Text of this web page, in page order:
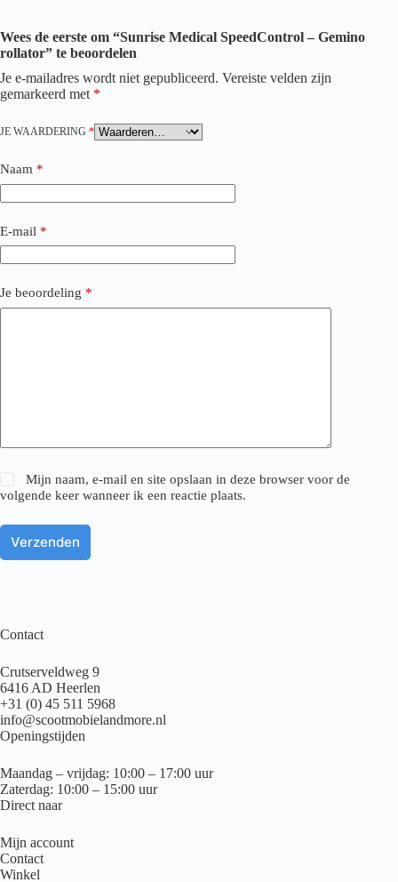
Wees de eerste om “Sunrise Medical SpeedControl – Gemino
rollator” te beoordelen
Je e-mailadres wordt niet gepubliceerd. Vereiste velden zijn
gemarkeerd met *
JE WAARDERING *
Naam *
E-mail *
Je beoordeling *
Mijn naam, e-mail en site opslaan in deze browser voor de
volgende keer wanneer ik een reactie plaats.
Verzenden
Contact
Crutserveldweg 9
6416 AD Heerlen
+31 (0) 45 511 5968
info@scootmobielandmore.nl
Openingstijden
Maandag – vrijdag: 10:00 – 17:00 uur
Zaterdag: 10:00 – 15:00 uur
Direct naar
Mijn account
Contact
Winkel